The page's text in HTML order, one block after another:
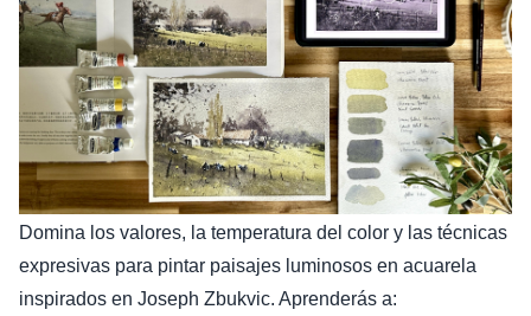
Domina los valores, la temperatura del color y las técnicas
expresivas para pintar paisajes luminosos en acuarela
inspirados en Joseph Zbukvic. Aprenderás a: